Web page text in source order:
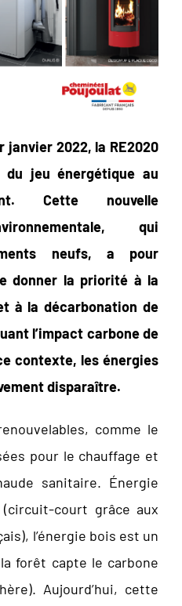
janvier 2022, la RE2020
jeu énergétique au
Cette nouvelle
qui
neufs, a pour
donner la priorité à la
à la décarbonation de
l’impact carbone de
contexte, les énergies
disparaître.
comme le
pour le chauffage et
sanitaire. Énergie
court grâce aux
l’énergie bois est un
forêt capte le carbone
Aujourd’hui, cette